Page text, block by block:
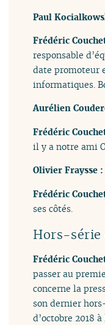
Paul
Frédéric
responsable
date promoteur
informatiques.
Aurélien
Frédéric
il y a notre ami
Olivier Fraysse :
Frédéric
ses côtés.
Hors-série
Frédéric
passer au
concerne la
son dernier
d’octobre 2018